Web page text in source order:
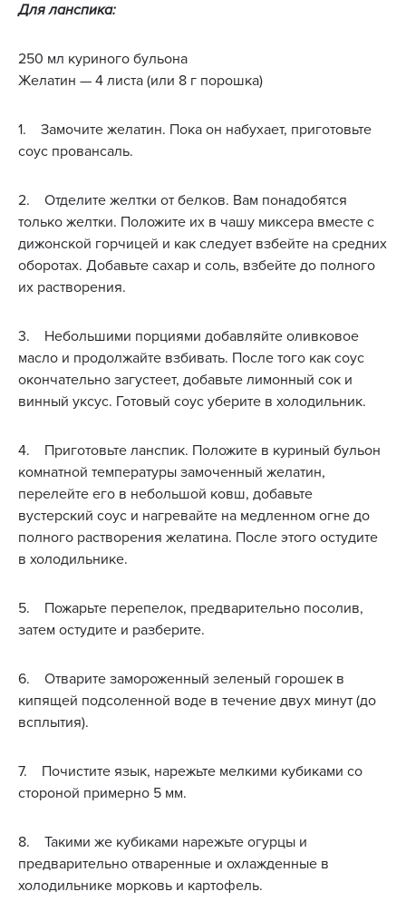
Для ланспика:
250 мл куриного бульона
Желатин — 4 листа (или 8 г порошка)
1. Замочите желатин. Пока он набухает, приготовьте
соус провансаль.
2. Отделите желтки от белков. Вам понадобятся
только желтки. Положите их в чашу миксера вместе с
дижонской горчицей и как следует взбейте на средних
оборотах. Добавьте сахар и соль, взбейте до полного
их растворения.
3. Небольшими порциями добавляйте оливковое
масло и продолжайте взбивать. После того как соус
окончательно загустеет, добавьте лимонный сок и
винный уксус. Готовый соус уберите в холодильник.
4. Приготовьте ланспик. Положите в куриный бульон
комнатной температуры замоченный желатин,
перелейте его в небольшой ковш, добавьте
вустерский соус и нагревайте на медленном огне до
полного растворения желатина. После этого остудите
в холодильнике.
5. Пожарьте перепелок, предварительно посолив,
затем остудите и разберите.
6. Отварите замороженный зеленый горошек в
кипящей подсоленной воде в течение двух минут (до
всплытия).
7. Почистите язык, нарежьте мелкими кубиками со
стороной примерно 5 мм.
8. Такими же кубиками нарежьте огурцы и
предварительно отваренные и охлажденные в
холодильнике морковь и картофель.